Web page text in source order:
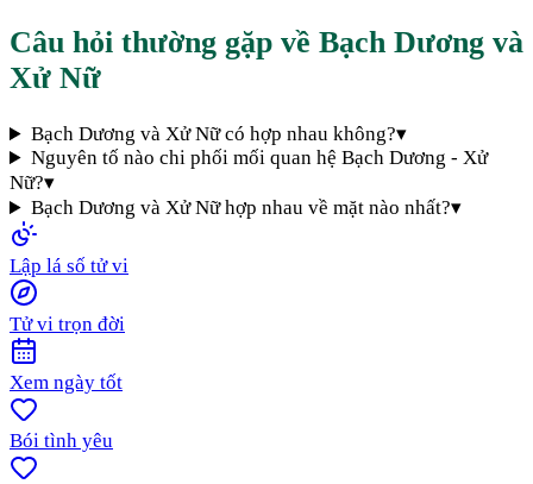
Câu hỏi thường gặp về Bạch Dương và
Xử Nữ
Bạch Dương và Xử Nữ có hợp nhau không?▾
Nguyên tố nào chi phối mối quan hệ Bạch Dương - Xử
Nữ?▾
Bạch Dương và Xử Nữ hợp nhau về mặt nào nhất?▾
Lập lá số tử vi
Tử vi trọn đời
Xem ngày tốt
Bói tình yêu